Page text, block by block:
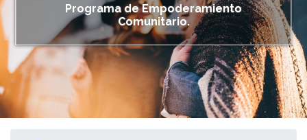
Programa de Empoderamiento
Comunitario.